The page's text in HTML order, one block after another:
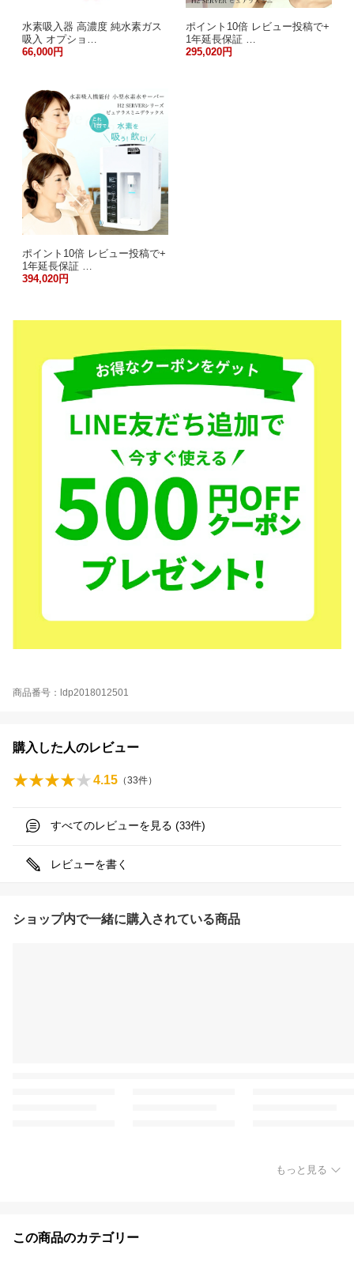
水素吸入器 高濃度 純水素ガス
吸入 オプショ…
66,000円
ポイント10倍 レビュー投稿で+
1年延長保証 …
295,020円
ポイント10倍 レビュー投稿で+
1年延長保証 …
394,020円
商品番号：ldp2018012501
購入した人のレビュー
4.15 （33件）
すべてのレビューを見る (33件)
レビューを書く
ショップ内で一緒に購入されている商品
もっと見る
この商品のカテゴリー